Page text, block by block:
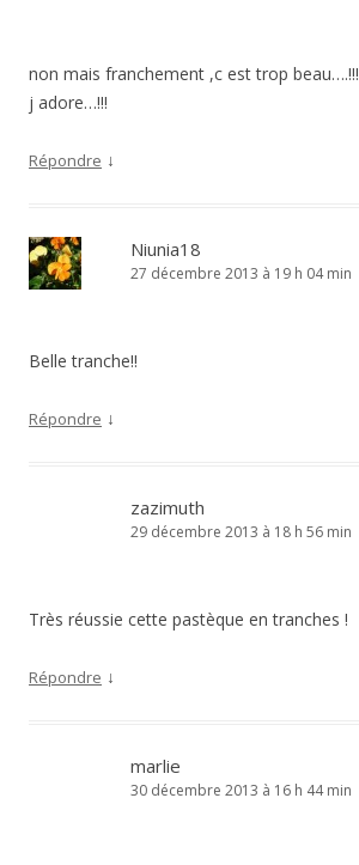
non mais franchement ,c est trop beau….!!!
j adore…!!!
Répondre ↓
Niunia18
27 décembre 2013 à 19 h 04 min
Belle tranche!!
Répondre ↓
zazimuth
29 décembre 2013 à 18 h 56 min
Très réussie cette pastèque en tranches !
Répondre ↓
marlie
30 décembre 2013 à 16 h 44 min